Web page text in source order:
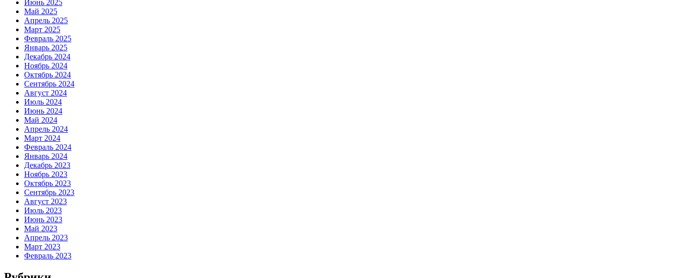
Июнь 2025
Май 2025
Апрель 2025
Март 2025
Февраль 2025
Январь 2025
Декабрь 2024
Ноябрь 2024
Октябрь 2024
Сентябрь 2024
Август 2024
Июль 2024
Июнь 2024
Май 2024
Апрель 2024
Март 2024
Февраль 2024
Январь 2024
Декабрь 2023
Ноябрь 2023
Октябрь 2023
Сентябрь 2023
Август 2023
Июль 2023
Июнь 2023
Май 2023
Апрель 2023
Март 2023
Февраль 2023